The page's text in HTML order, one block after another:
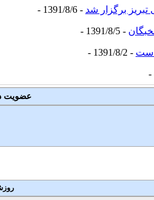
برگزار شد - 1391/8/6 -
- 1391/8/5 -
است - 1391/8/2 -
عضویت